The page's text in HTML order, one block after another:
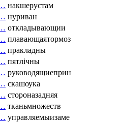
накшерустам
нуриван
откладывающии
плавающаятормоз
пракладны
пятлічны
руководящиеприн
скашоука
стороназадняя
тканьмножеств
управляемыизаме